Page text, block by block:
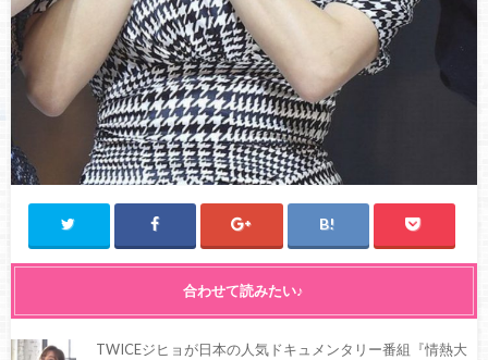
合わせて読みたい♪
TWICEジヒョが日本の人気ドキュメンタリー番組『情熱大